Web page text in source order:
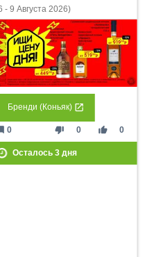
- 9 Августа 2026)
Бренди (Коньяк)
thumb_down 0 thumb_up 0
0
Осталось 3дня